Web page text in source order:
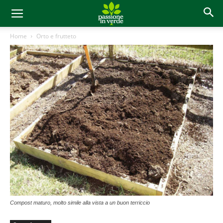
Home Orto e frutteto
Compost maturo, molto simile alla vista a un buon terriccio